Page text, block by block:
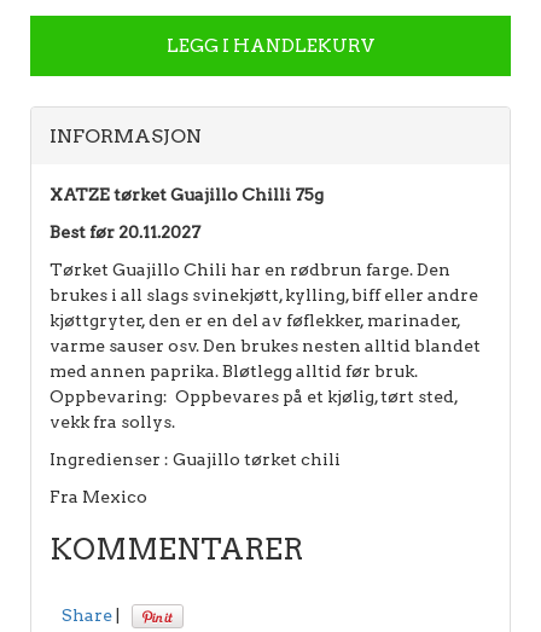
LEGG I HANDLEKURV
INFORMASJON
XATZE tørket Guajillo Chilli 75g
Best før 20.11.2027
Tørket Guajillo Chili har en rødbrun farge. Den
brukes i all slags svinekjøtt, kylling, biff eller andre
kjøttgryter, den er en del av føflekker, marinader,
varme sauser osv. Den brukes nesten alltid blandet
med annen paprika. Bløtlegg alltid før bruk.
Oppbevaring: Oppbevares på et kjølig, tørt sted,
vekk fra sollys.
Ingredienser : Guajillo tørket chili
Fra Mexico
KOMMENTARER
Share